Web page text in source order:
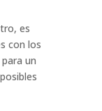
es
con los
un